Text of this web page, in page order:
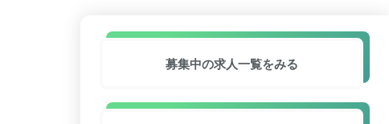
募集中の求人一覧をみる